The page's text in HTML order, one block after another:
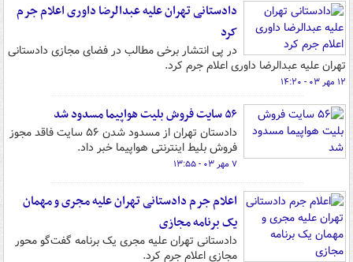
دادستانی تهران علیه عبدالرضا داوری اعلام جرم
کرد
در پی انتشار برخی مطالب در فضای مجازی دادستانی
تهران علیه عبدالرضا داوری اعلام جرم کرد.
۱۲ مهر ۰۳ - ۱۴:۲۰
۵۶ سایت فروش بلیت هواپیما مسدود شد
دادستان تهران از مسدود شدن ۵۶ سایت فاقد مجوز
فروش بلیط اینترنتی هواپیما خبر داد.
۷ مهر ۰۳ - ۱۳:۵۵
اعلام جرم دادستانی تهران علیه مجری و مهمان
یک برنامه مجازی
دادستانی تهران علیه مجری یک برنامه گفت‌گو محور
مجازی اعلام جرم کرد.